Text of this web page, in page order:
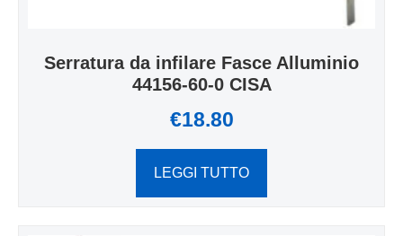
Serratura da infilare Fasce Alluminio
44156-60-0 CISA
€18.80
LEGGI TUTTO